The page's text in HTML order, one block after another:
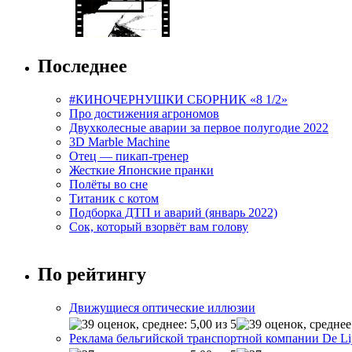
Последнее
#КИНОЧЕРНУШКИ СБОРНИК «8 1/2»
Про достижения агрономов
Двухколесные аварии за первое полугодие 2022
3D Marble Machine
Отец — пикап-тренер
Жесткие Японские пранки
Полёты во сне
Титаник с котом
Подборка ДТП и аварий (январь 2022)
Сок, который взорвёт вам голову
По рейтингу
Движущиеся оптические иллюзии
Реклама бельгийской транспортной компании De